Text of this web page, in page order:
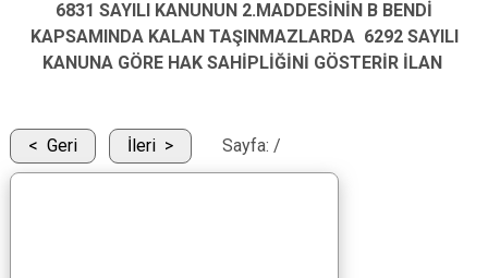
6831 SAYILI KANUNUN 2.MADDESİNİN B BENDİ
KAPSAMINDA KALAN TAŞINMAZLARDA 6292 SAYILI
KANUNA GÖRE HAK SAHİPLİĞİNİ GÖSTERİR İLAN
Geri İleri Sayfa: /